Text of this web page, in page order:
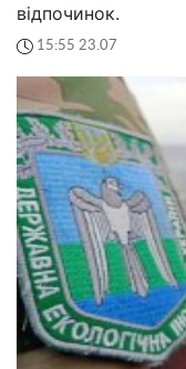
відпочинок.
15:55 23.07